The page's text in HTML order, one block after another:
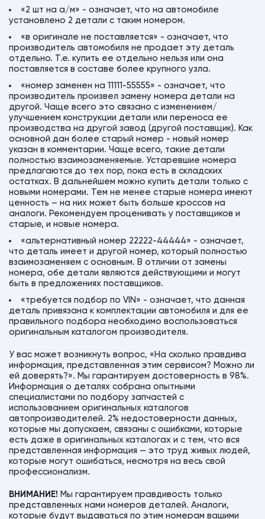
«2 шт на а/м» - означает, что на автомобиле
установлено 2 детали с таким номером.
«в оригинале не поставляется» - означает, что
производитель автомобиля не продает эту деталь
отдельно. Т.е. купить ее отдельно нельзя или она
поставляется в составе более крупного узла.
«номер заменен на 11111-55555» - означает, что
производитель произвел замену номера детали на
другой. Чаще всего это связано с изменением/
улучшением конструкции детали или переноса ее
производства на другой завод (другой поставщик). Как
основной дан более старый номер - новый номер
указан в комментарии. Чаще всего, такие детали
полностью взаимозаменяемые. Устаревшие номера
предлагаются до тех пор, пока есть в складских
остатках. В дальнейшем можно купить детали только с
новыми номерами. Тем не менее старые номера имеют
ценность – на них может быть больше кроссов на
аналоги. Рекомендуем проценивать у поставщиков и
старые, и новые номера.
«альтернативный номер 22222-44444» - означает,
что деталь имеет и другой номер, который полностью
взаимозаменяем с основным. В отличии от замены
номера, обе детали являются действующими и могут
быть в предложениях поставщиков.
«требуется подбор по VIN» - означает, что данная
деталь привязана к комплектации автомобиля и для ее
правильного подбора необходимо воспользоваться
оригинальным каталогом производителя.
У вас может возникнуть вопрос, «На сколько правдива
информация, представленная этим сервисом? Можно ли
ей доверять?». Мы гарантируем достоверность в 98%.
Информация о деталях собрана опытными
специалистами по подбору запчастей с
использованием оригинальных каталогов
автопроизводителей. 2% недостоверности данных,
которые мы допускаем, связаны с ошибками, которые
есть даже в оригинальных каталогах и с тем, что вся
представленная информация — это труд живых людей,
которые могут ошибаться, несмотря на весь свой
профессионализм.
ВНИМАНИЕ! Мы гарантируем правдивость только
представленных нами номеров деталей. Аналоги,
которые будут выдаваться по этим номерам вашими